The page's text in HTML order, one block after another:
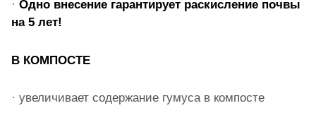
· Одно внесение гарантирует раскисление почвы
на 5 лет!
В КОМПОСТЕ
· увеличивает содержание гумуса в компосте